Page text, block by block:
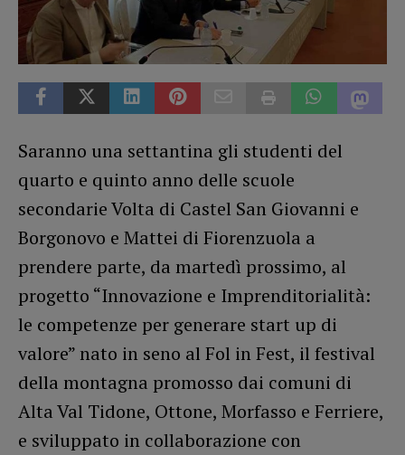
Saranno una settantina gli studenti del
quarto e quinto anno delle scuole
secondarie Volta di Castel San Giovanni e
Borgonovo e Mattei di Fiorenzuola a
prendere parte, da martedì prossimo, al
progetto “Innovazione e Imprenditorialità:
le competenze per generare start up di
valore” nato in seno al Fol in Fest, il festival
della montagna promosso dai comuni di
Alta Val Tidone, Ottone, Morfasso e Ferriere,
e sviluppato in collaborazione con